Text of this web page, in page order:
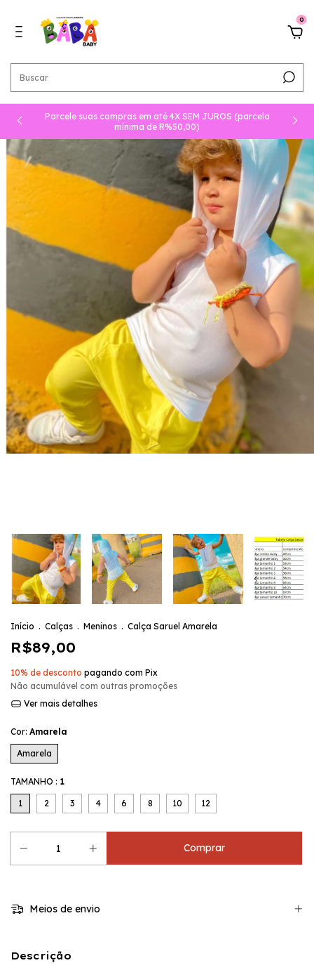
0
Parcele suas compras em até 4X SEM JUROS (parcela
mínima de R%50,00)
Início . Calças . Meninos . Calça Saruel Amarela
R$89,00
10% de desconto pagando com Pix
Não acumulável com outras promoções
Ver mais detalhes
Cor: Amarela
Amarela
TAMANHO : 1
1 2 3 4 6 8 10 12
Meios de envio
Descrição